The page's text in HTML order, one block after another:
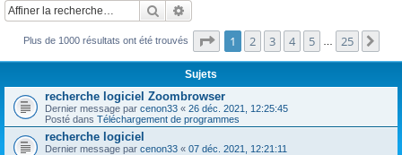
c
r
Rechercher
Plus de 1000 résultats ont été trouvés Page sur25
1 2 3 4 5 25
Sujets
recherche logiciel Zoombrowser
Dernier message par cenon33 « 26 déc. 2021, 12:25:45
Posté dans Téléchargement de programmes
recherche logiciel
Dernier message par cenon33 « 07 déc. 2021, 12:21:11